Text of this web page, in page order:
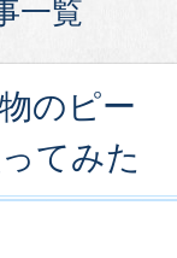
一覧
のピー
てみた